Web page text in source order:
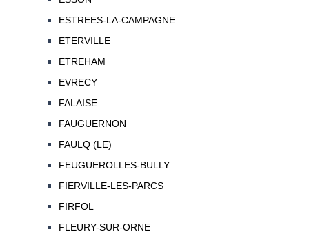
ESTREES-LA-CAMPAGNE
ETERVILLE
ETREHAM
EVRECY
FALAISE
FAUGUERNON
FAULQ (LE)
FEUGUEROLLES-BULLY
FIERVILLE-LES-PARCS
FIRFOL
FLEURY-SUR-ORNE